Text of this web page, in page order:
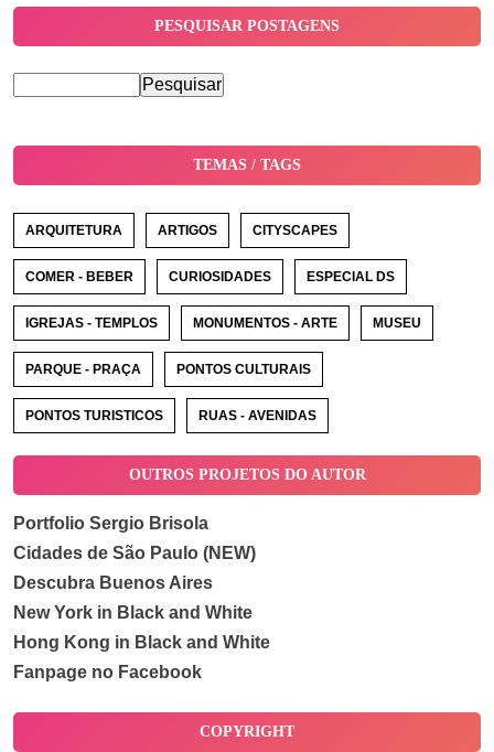
PESQUISAR POSTAGENS
TEMAS / TAGS
ARQUITETURA ARTIGOS CITYSCAPES
COMER - BEBER CURIOSIDADES ESPECIAL DS
IGREJAS - TEMPLOS MONUMENTOS - ARTE MUSEU
PARQUE - PRAÇA PONTOS CULTURAIS
PONTOS TURISTICOS RUAS - AVENIDAS
OUTROS PROJETOS DO AUTOR
Portfolio Sergio Brisola
Cidades de São Paulo (NEW)
Descubra Buenos Aires
New York in Black and White
Hong Kong in Black and White
Fanpage no Facebook
COPYRIGHT